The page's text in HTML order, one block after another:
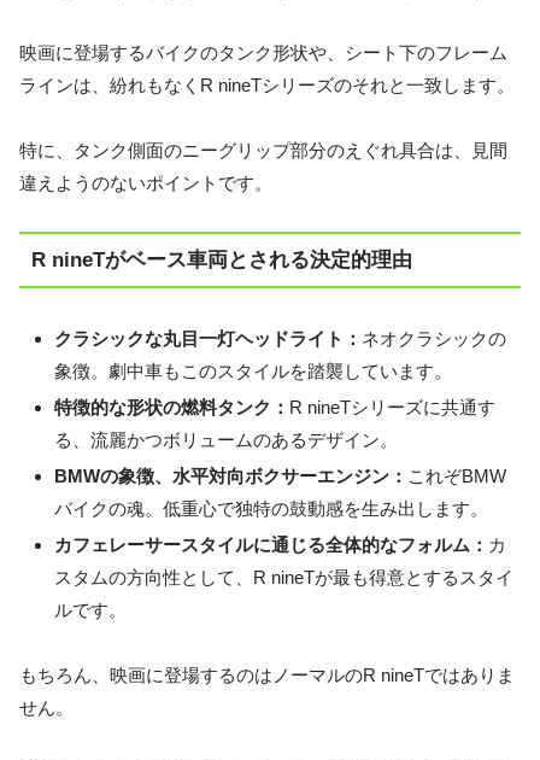
映画に登場するバイクのタンク形状や、シート下のフレーム
ラインは、紛れもなくR nineTシリーズのそれと一致します。
特に、タンク側面のニーグリップ部分のえぐれ具合は、見間
違えようのないポイントです。
R nineTがベース車両とされる決定的理由
クラシックな丸目一灯ヘッドライト： ネオクラシックの
象徴。劇中車もこのスタイルを踏襲しています。
特徴的な形状の燃料タンク： R nineTシリーズに共通す
る、流麗かつボリュームのあるデザイン。
BMWの象徴、水平対向ボクサーエンジン： これぞBMW
バイクの魂。低重心で独特の鼓動感を生み出します。
カフェレーサースタイルに通じる全体的なフォルム： カ
スタムの方向性として、R nineTが最も得意とするスタイ
ルです。
もちろん、映画に登場するのはノーマルのR nineTではありま
せん。